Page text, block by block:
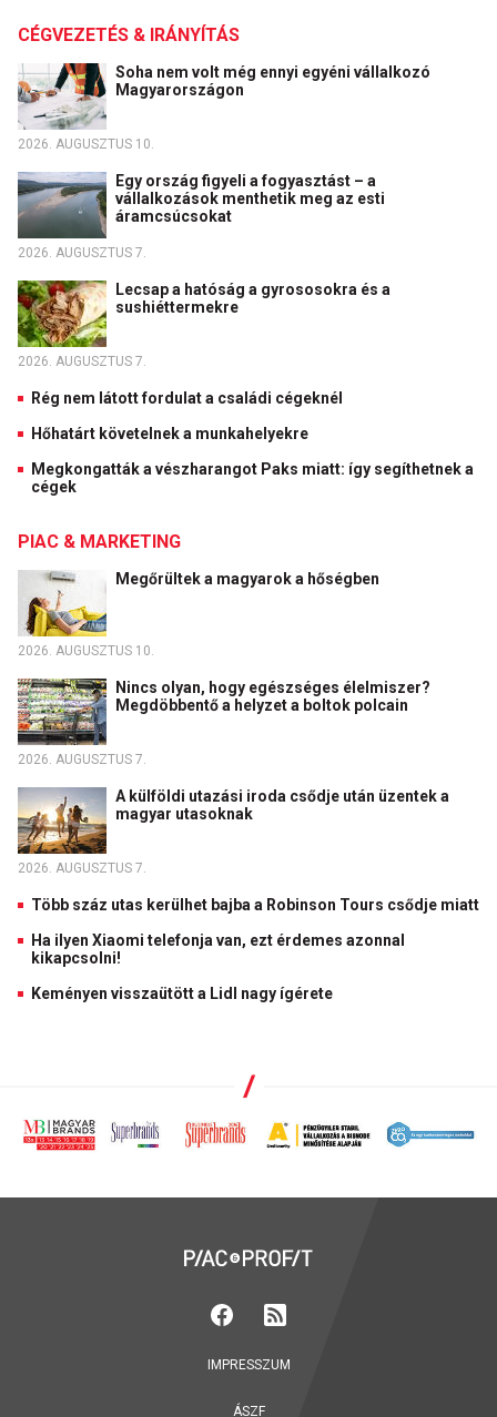
CÉGVEZETÉS & IRÁNYÍTÁS
Soha nem volt még ennyi egyéni vállalkozó
Magyarországon
2026. AUGUSZTUS 10.
Egy ország figyeli a fogyasztást – a
vállalkozások menthetik meg az esti
áramcsúcsokat
2026. AUGUSZTUS 7.
Lecsap a hatóság a gyrososokra és a
sushiéttermekre
2026. AUGUSZTUS 7.
Rég nem látott fordulat a családi cégeknél
Hőhatárt követelnek a munkahelyekre
Megkongatták a vészharangot Paks miatt: így segíthetnek a
cégek
PIAC & MARKETING
Megőrültek a magyarok a hőségben
2026. AUGUSZTUS 10.
Nincs olyan, hogy egészséges élelmiszer?
Megdöbbentő a helyzet a boltok polcain
2026. AUGUSZTUS 7.
A külföldi utazási iroda csődje után üzentek a
magyar utasoknak
2026. AUGUSZTUS 7.
Több száz utas kerülhet bajba a Robinson Tours csődje miatt
Ha ilyen Xiaomi telefonja van, ezt érdemes azonnal
kikapcsolni!
Keményen visszaütött a Lidl nagy ígérete
IMPRESSZUM
ÁSZF